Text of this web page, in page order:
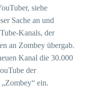
siehe
Sache an und
Kanals, der
an Zombey übergab.
Kanal die 30.000
der
ein.